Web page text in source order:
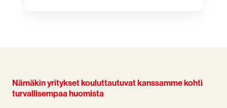
Nämäkin yritykset kouluttautuvat kanssamme kohti
turvallisempaa huomista